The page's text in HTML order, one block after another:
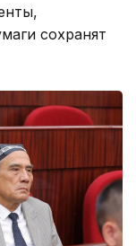
сохранят